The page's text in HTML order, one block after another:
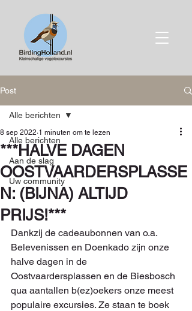
Post
Alle berichten
Aan de slag
Uw community
Alle berichten
***HALVE DAGEN
OOSTVAARDERSPLASSE
N: (BIJNA) ALTIJD
PRIJS!***
8 sep 2022 1 minuten om te lezen
Dankzij de cadeaubonnen van o.a.
Belevenissen en Doenkado zijn onze
halve dagen in de
Oostvaardersplassen en de Biesbosch
qua aantallen b(ez)oekers onze meest
populaire excursies. Ze staan te boek